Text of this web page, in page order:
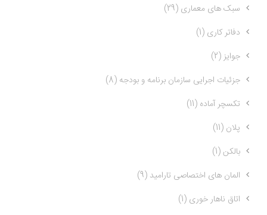
سبک های معماری (29)
دفاتر کاری (1)
جوایز (2)
جزئیات اجرایی سازمان برنامه و بودجه (8)
تکسچر آماده (11)
پلان (11)
بالکن (1)
المان های اختصاصی تارامید (9)
اتاق ناهار خوری (1)